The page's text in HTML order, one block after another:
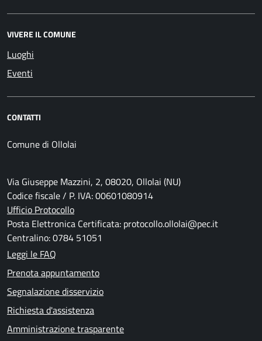
VIVERE IL COMUNE
Luoghi
Eventi
CONTATTI
Comune di Ollolai
Via Giuseppe Mazzini, 2, 08020, Ollolai (NU)
Codice fiscale / P. IVA: 00601080914
Ufficio Protocollo
Posta Elettronica Certificata: protocollo.ollolai@pec.it
Centralino: 0784 51051
Leggi le FAQ
Prenota appuntamento
Segnalazione disservizio
Richiesta d'assistenza
Amministrazione trasparente